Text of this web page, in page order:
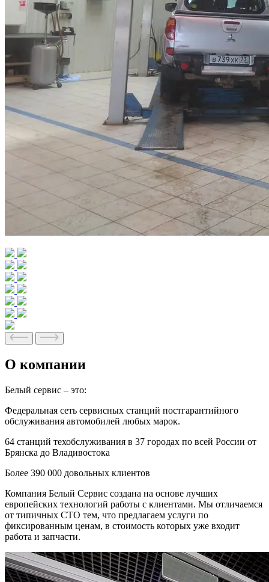
О компании
Белый сервис – это:
Федеральная сеть сервисных станций постгарантийного
обслуживания автомобилей любых марок.
64 станций техобслуживания в 37 городах по всей России от
Брянска до Владивостока
Более 390 000 довольных клиентов
Компания Белый Сервис создана на основе лучших
европейских технологий работы с клиентами. Мы отличаемся
от типичных СТО тем, что предлагаем услуги по
фиксированным ценам, в стоимость которых уже входит
работа и запчасти.